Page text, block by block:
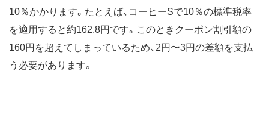
10％かかります。たとえば、コーヒーSで10％の標準税率
を適用すると約162.8円です。このときクーポン割引額の
160円を超えてしまっているため、2円〜3円の差額を支払
う必要があります。